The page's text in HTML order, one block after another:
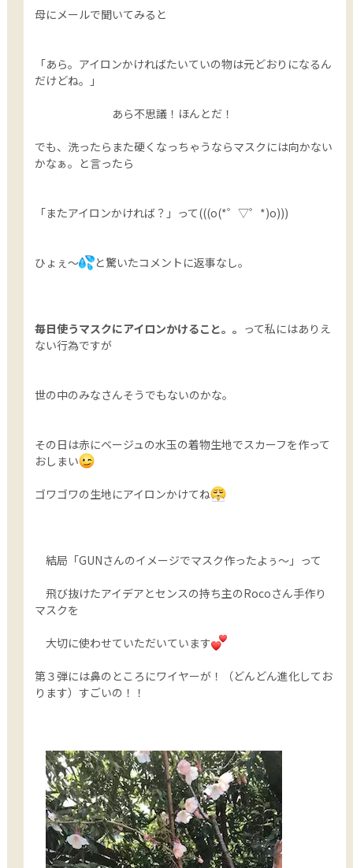
母にメールで聞いてみると
「あら。アイロンかければたいていの物は元どおりになるん
だけどね。」
あら不思議！ほんとだ！
でも、洗ったらまた硬くなっちゃうならマスクには向かない
かなぁ。と言ったら
「またアイロンかければ？」って(((o(*゜▽゜*)o)))
ひょぇ〜 と驚いたコメントに返事なし。
毎日使うマスクにアイロンかけること。。 って私にはありえ
ない行為ですが
世の中のみなさんそうでもないのかな。
その日は赤にベージュの水玉の着物生地でスカーフを作って
おしまい
ゴワゴワの生地にアイロンかけてね
結局「GUNさんのイメージでマスク作ったよぅ〜」って
飛び抜けたアイデアとセンスの持ち主のRocoさん手作り
マスクを
大切に使わせていただいています
第３弾には鼻のところにワイヤーが！（どんどん進化してお
ります）すごいの！！